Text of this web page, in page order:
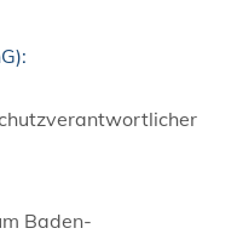
Baden-